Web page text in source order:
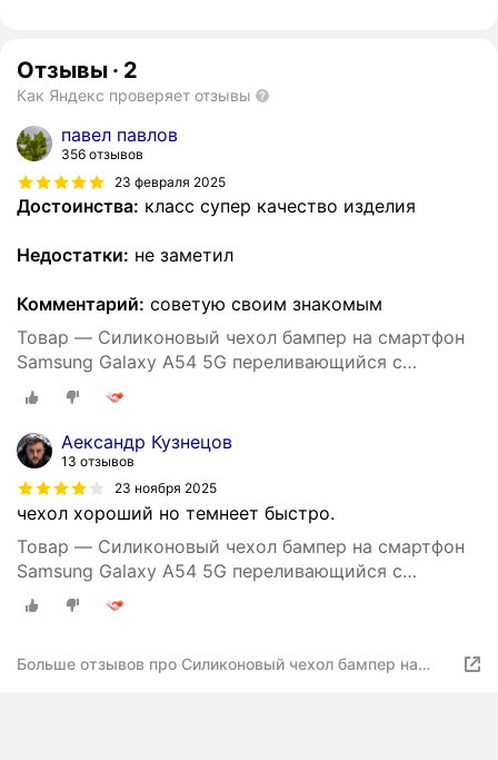
Отзывы · 2
Как Яндекс проверяет отзывы
павел павлов
356 отзывов
23 февраля 2025
Достоинства: класс супер качество изделия
Недостатки: не заметил
Комментарий: советую своим знакомым
Товар — Силиконовый чехол бампер на смартфон
Samsung Galaxy A54 5G переливающийся с
блестками, защитная блестящая накладка для
телефона Самсунг Галакси а54
Аександр Кузнецов
13 отзывов
23 ноября 2025
чехол хороший но темнеет быстро.
Товар — Силиконовый чехол бампер на смартфон
Samsung Galaxy A54 5G переливающийся с
блестками, защитная блестящая накладка для
телефона Самсунг Галакси а54
Больше отзывов про Силиконовый чехол бампер на